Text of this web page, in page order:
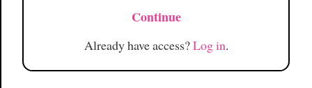
Continue
Already have access?Log in.